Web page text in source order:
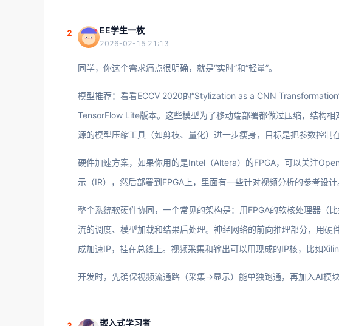
2 EE学生一枚
2026-02-15 21:13
同学，你这个需求痛点很明确，就是“实时”和“轻量”。
模型推荐：看看ECCV 2020的“Stylization as a CNN
TensorFlow Lite版本。这些模型为了移动端部署都做过压缩，结构
源的模型压缩工具（如剪枝、量化）进一步瘦身，目标是把参数控制
硬件加速方案，如果你用的是Intel（Altera）的FPGA，可以关注
示（IR），然后部署到FPGA上，里面有一些针对视频分析的参考设计
整个系统软硬件协同，一个常见的架构是：用FPGA的软核处理器（
流的调度、模型加载和结果后处理。神经网络的前向推理部分，用
成加速IP，挂在总线上。视频采集和输出可以用现成的IP核，比如
开发时，先确保视频流通路（采集->显示）能单独跑通，再加入AI模
嵌入式学习者